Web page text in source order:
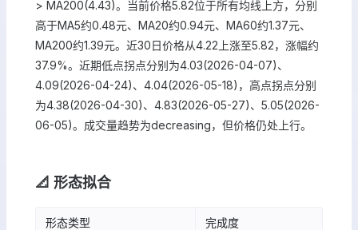
> MA200(4.43)。当前价格5.82位于所有均线上方，分别
高于MA5约0.48元、MA20约0.94元、MA60约1.37元、
MA200约1.39元。近30日价格从4.22上涨至5.82，涨幅约
37.9%。近期低点拐点分别为4.03(2026-04-07)、
4.09(2026-04-24)、4.04(2026-05-18)，高点拐点分别
为4.38(2026-04-30)、4.83(2026-05-27)、5.05(2026-
06-05)。成交量趋势为decreasing，但价格仍处上行。
📐 形态拟合
形态类型 完成度